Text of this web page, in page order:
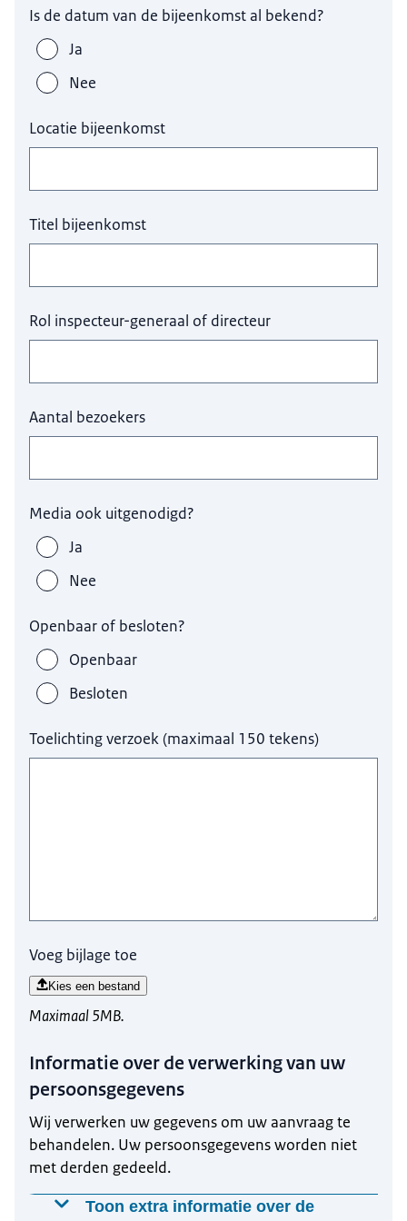
Is de datum van de bijeenkomst al bekend?
Ja
Nee
Locatie bijeenkomst
Titel bijeenkomst
Rol inspecteur-generaal of directeur
Aantal bezoekers
Media ook uitgenodigd?
Ja
Nee
Openbaar of besloten?
Openbaar
Besloten
Toelichting verzoek (maximaal 150 tekens)
Voeg bijlage toe
Kies een bestand
Maximaal 5MB.
Informatie over de verwerking van uw
persoonsgegevens
Wij verwerken uw gegevens om uw aanvraag te
behandelen. Uw persoonsgegevens worden niet
met derden gedeeld.
Toon extra informatie over de